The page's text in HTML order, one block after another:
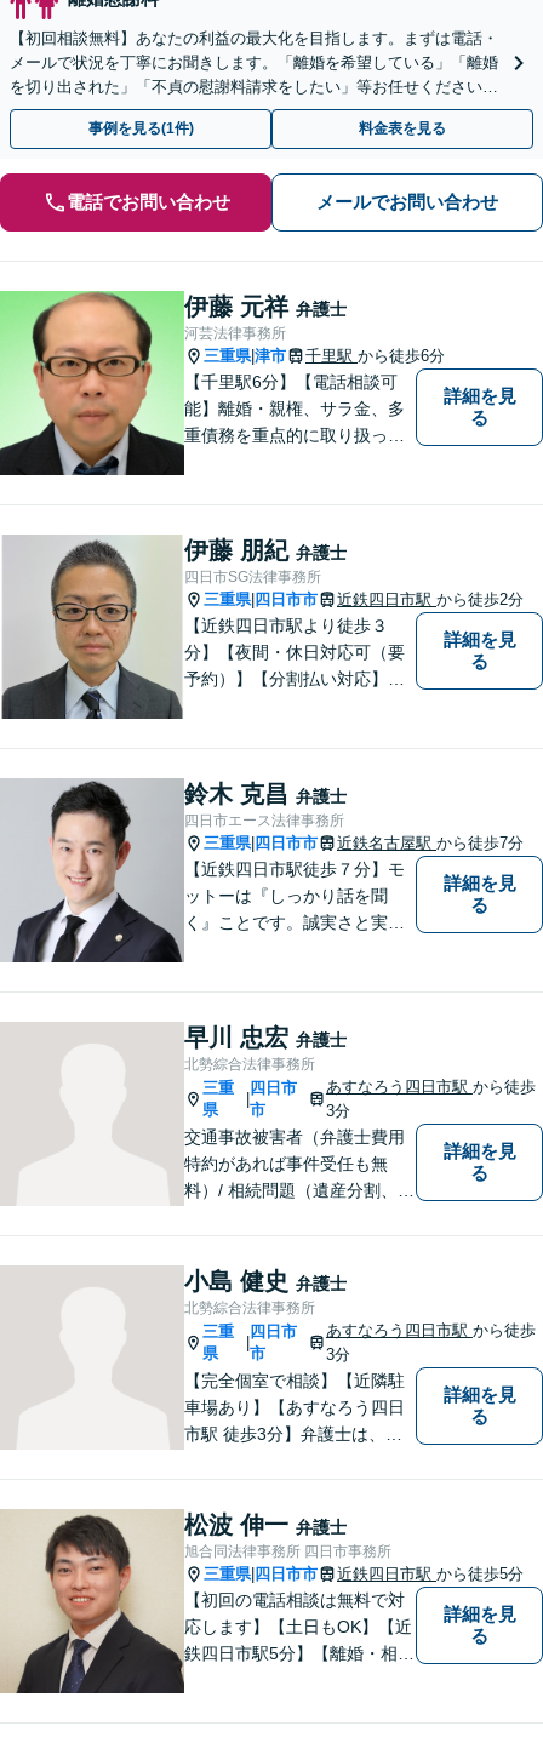
【初回相談無料】あなたの利益の最大化を目指します。まずは電話・
メールで状況を丁寧にお聞きします。「離婚を希望している」「離婚
を切り出された」「不貞の慰謝料請求をしたい」等お任せください。
【リーズナブルな料金設定】
事例を見る(1件) 料金表を見る
電話でお問い合わせ メールでお問い合わせ
伊藤 元祥 弁護士
河芸法律事務所
三重県|津市 千里駅 から徒歩6分
【千里駅6分】【電話相談可
能】離婚・親権、サラ金、多
重債務を重点的に取り扱って
点で状況を把握し、最適な解
決策をご提案いたします。ぜ
ひご相談ください。
詳細を見
る
伊藤 朋紀 弁護士
四日市SG法律事務所
三重県| 四日市市 近鉄四日市駅 から徒歩2分
【近鉄四日市駅より徒歩３
分】【夜間・休日対応可（要
予約）】【分割払い対応】
して、一緒に解決方法を考え
る手助けをさせていただけれ
ばと思いますので、お気軽に
ご相談ください。
詳細を見
る
鈴木 克昌 弁護士
四日市エース法律事務所
三重県| 四日市市 近鉄名古屋駅 から徒歩7分
【近鉄四日市駅徒歩７分】モ
ットーは『しっかり話を聞
く』ことです。誠実さと実直
（使用者側）／交通事故／相
続問題など、幅広く対応。お
気軽にご相談ください。
詳細を見
る
早川 忠宏 弁護士
北勢綜合法律事務所
三重
県
四日市
市
あすなろう四日市駅 から徒歩
3分
交通事故被害者（弁護士費用
特約があれば事件受任も無
料）/ 相続問題（遺産分割、遺
さい。
詳細を見
る
小島 健史 弁護士
北勢綜合法律事務所
三重
県
四日市
市
あすなろう四日市駅 から徒歩
3分
【完全個室で相談】【近隣駐
車場あり】【あすなろう四日
市駅 徒歩3分】弁護士は、依
わからないことがあれば、何
でも聞いてください。 問題解
決に向かって一緒に頑張りま
しょう。
詳細を見
る
松波 伸一 弁護士
旭合同法律事務所 四日市事務所
三重県| 四日市市 近鉄四日市駅 から徒歩5分
【初回の電話相談は無料で対
応します】【土日もOK】【近
鉄四日市駅5分】【離婚・相続
詳細を見
る